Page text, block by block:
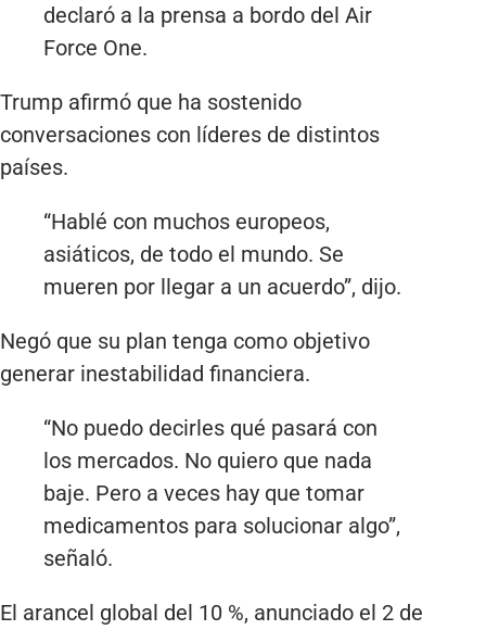
declaró a la prensa a bordo del Air
Force One.
Trump afirmó que ha sostenido
conversaciones con líderes de distintos
países.
“Hablé con muchos europeos,
asiáticos, de todo el mundo. Se
mueren por llegar a un acuerdo”, dijo.
Negó que su plan tenga como objetivo
generar inestabilidad financiera.
“No puedo decirles qué pasará con
los mercados. No quiero que nada
baje. Pero a veces hay que tomar
medicamentos para solucionar algo”,
señaló.
El arancel global del 10 %, anunciado el 2 de